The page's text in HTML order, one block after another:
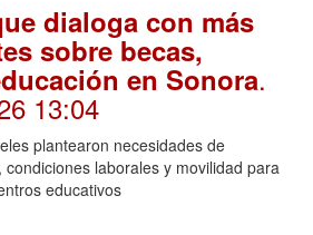
dialoga con más
sobre becas,
en Sonora.
13:04
plantearon necesidades de
laborales y movilidad para
educativos